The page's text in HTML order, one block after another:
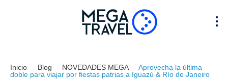
Inicio Blog NOVEDADES MEGA
Aprovecha la última
doble para viajar por fiestas patrias a Iguazú & Río de Janeiro